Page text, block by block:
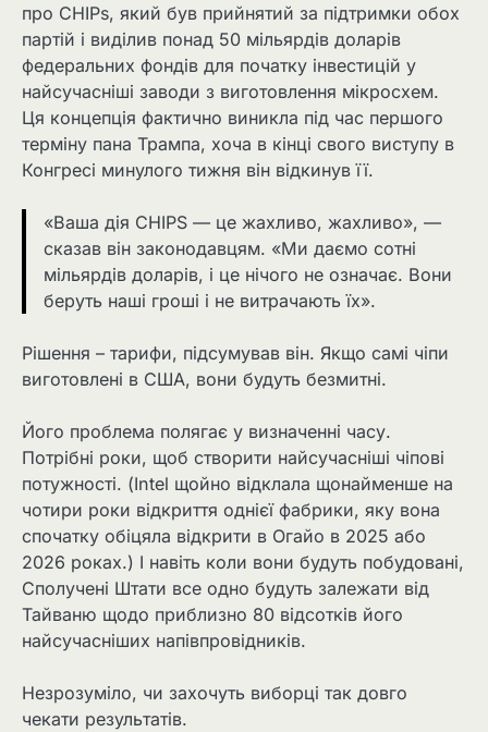
про CHIPs, який був прийнятий за підтримки обох
партій і виділив понад 50 мільярдів доларів
федеральних фондів для початку інвестицій у
найсучасніші заводи з виготовлення мікросхем.
Ця концепція фактично виникла під час першого
терміну пана Трампа, хоча в кінці свого виступу в
Конгресі минулого тижня він відкинув її.
«Ваша дія CHIPS — це жахливо, жахливо», —
сказав він законодавцям. «Ми даємо сотні
мільярдів доларів, і це нічого не означає. Вони
беруть наші гроші і не витрачають їх».
Рішення – тарифи, підсумував він. Якщо самі чіпи
виготовлені в США, вони будуть безмитні.
Його проблема полягає у визначенні часу.
Потрібні роки, щоб створити найсучасніші чіпові
потужності. (Intel щойно відклала щонайменше на
чотири роки відкриття однієї фабрики, яку вона
спочатку обіцяла відкрити в Огайо в 2025 або
2026 роках.) І навіть коли вони будуть побудовані,
Сполучені Штати все одно будуть залежати від
Тайваню щодо приблизно 80 відсотків його
найсучасніших напівпровідників.
Незрозуміло, чи захочуть виборці так довго
чекати результатів.